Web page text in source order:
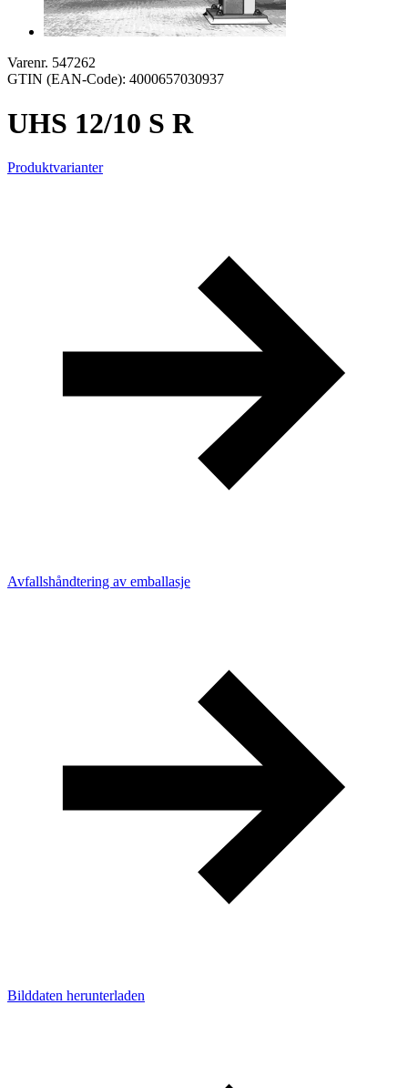
Varenr. 547262
GTIN (EAN-Code): 4000657030937
UHS 12/10 S R
Produktvarianter
Avfallshåndtering av emballasje
Bilddaten herunterladen